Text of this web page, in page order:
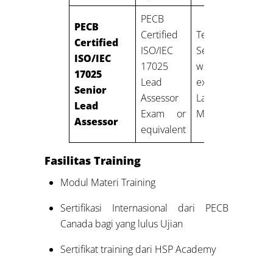
PECB
Certified
ISO/IEC
17025
Senior
Lead
Assessor
PECB
Certified
ISO/IEC
17025
Lead
Assessor
Exam or
equivalent
Ten years:
Seven years of
work
experience in
Laboratory
Management
Fasilitas Training
Modul Materi Training
Sertifikasi Internasional dari PECB
Canada bagi yang lulus Ujian
Sertifikat training dari HSP Academy